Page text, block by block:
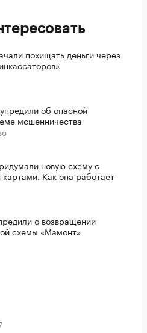
похищать деньги через
об опасной
мошенничества
новую схему с
Как она работает
о возвращении
схемы «Мамонт»